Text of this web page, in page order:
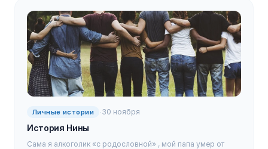
Личные истории ·30 ноября
История Нины
Сама я алкоголик «с родословной» , мой папа умер от